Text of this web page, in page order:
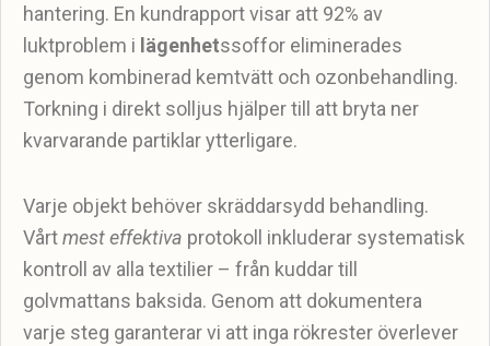
hantering. En kundrapport visar att 92% av
luktproblem i lägenhetssoffor eliminerades
genom kombinerad kemtvätt och ozonbehandling.
Torkning i direkt solljus hjälper till att bryta ner
kvarvarande partiklar ytterligare.
Varje objekt behöver skräddarsydd behandling.
Vårtmest effektiva protokoll inkluderar systematisk
kontroll av alla textilier – från kuddar till
golvmattans baksida. Genom att dokumentera
varje steg garanterar vi att inga rökrester överlever